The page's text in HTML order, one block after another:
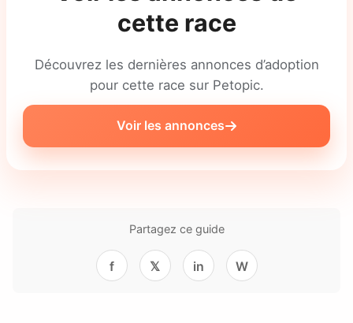
cette race
Découvrez les dernières annonces d’adoption
pour cette race sur Petopic.
Voir les annonces
Partagez ce guide
f 𝕏 in W